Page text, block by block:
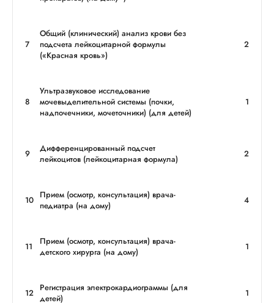
7
Общий (клинический) анализ крови без
подсчета лейкоцитарной формулы
(«Красная кровь»)
2
8
Ультразвуковое исследование
мочевыделительной системы (почки,
надпочечники, мочеточники) (для детей)
1
9
Дифференцированный подсчет
лейкоцитов (лейкоцитарная формула)
2
10 Прием (осмотр, консультация) врача-
педиатра (на дому)
4
11
Прием (осмотр, консультация) врача-
детского хирурга (на дому)
1
12 Регистрация электрокардиограммы (для
детей)
1